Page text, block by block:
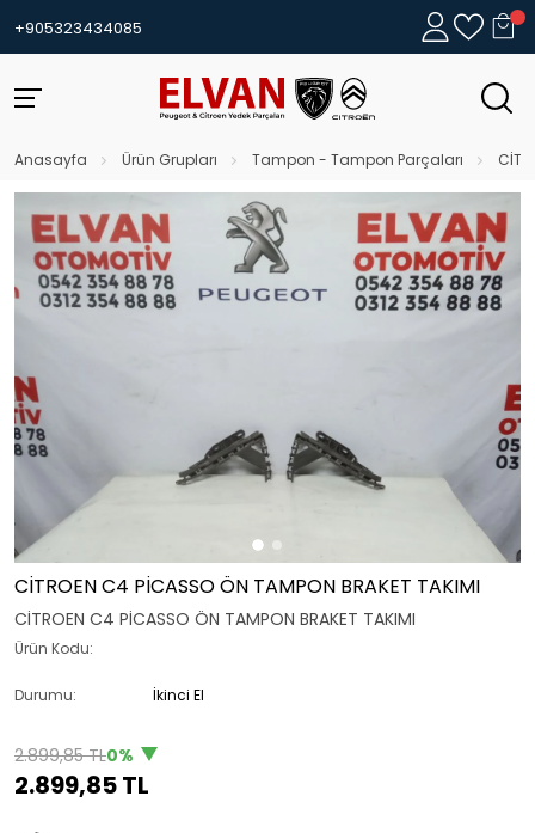
+905323434085
Anasayfa Ürün Grupları Tampon - Tampon Parçaları
CİTROEN C4 PİCASSO ÖN TAMPON BRAKET TAKIMI
CİTROEN C4 PİCASSO ÖN TAMPON BRAKET TAKIMI
Ürün Kodu:
Durumu: İkinci El
2.899,85 TL0%
2.899,85 TL